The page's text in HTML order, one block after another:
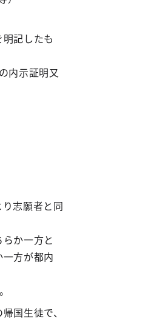
記したも
内示証明又
志願者と同
か一方と
方が都内
国生徒で、